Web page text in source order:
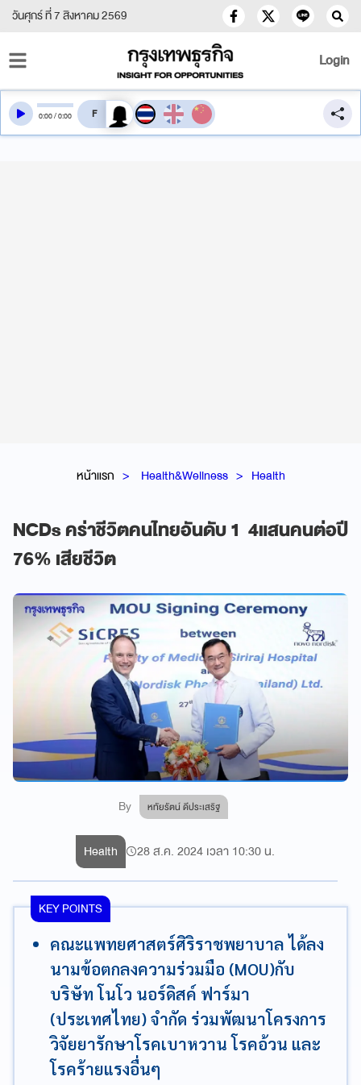
วันศุกร์ ที่ 7 สิงหาคม 2569
Login
หน้าแรก Health&Wellness Health
NCDs คร่าชีวิตคนไทยอันดับ 1 4แสนคนต่อปี
76% เสียชีวิต
By หทัยรัตน์ ดีประเสริฐ
0:00/0:00 สลับเสียงอ่าน
Health 28 ส.ค. 2024 เวลา 10:30 น.
KEY POINTS
คณะแพทยศาสตร์ศิริราชพยาบาล ได้ลง
นามข้อตกลงความร่วมมือ (MOU)กับ
บริษัท โนโว นอร์ดิสค์ ฟาร์มา
(ประเทศไทย) จำกัด ร่วมพัฒนาโครงการ
วิจัยยารักษาโรคเบาหวาน โรคอ้วน และ
โรคร้ายแรงอื่นๆ